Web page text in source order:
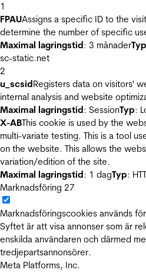
1
FPAUAssigns a specific ID to the
determine the number of specific
Maximal lagringstid: 3 månaderTyp
sc-static.net
2
u_scsidRegisters data on visitors'
internal analysis and website
Maximal lagringstid: SessionTyp:
X-ABThis cookie is used by the
multi-variate testing. This is a tool
on the website. This allows the
variation/edition of the site.
Maximal lagringstid: 1 dagTyp:
Marknadsföring 27
Marknadsföringscookies används
Syftet är att visa annonser som är
enskilda användaren och därmed
tredjepartsannonsörer.
Meta Platforms, Inc.